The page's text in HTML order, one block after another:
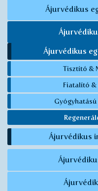
Ájurvédikus
Ájurvédikus
Tisztító &
Fiatalító
Ájurvédikus